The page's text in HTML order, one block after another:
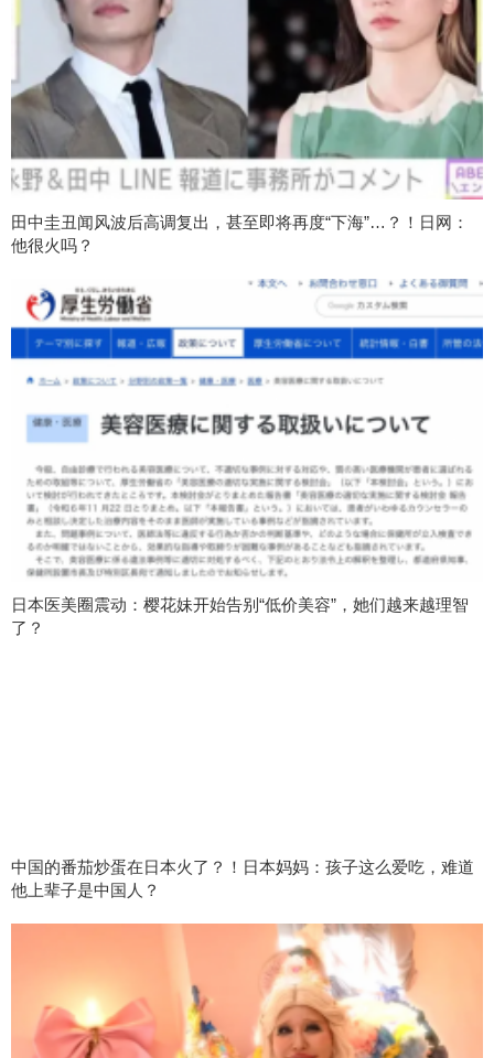
田中圭丑闻风波后高调复出，甚至即将再度“下海”…？！日网：
他很火吗？
日本医美圈震动：樱花妹开始告别“低价美容”，她们越来越理智
了？
中国的番茄炒蛋在日本火了？！日本妈妈：孩子这么爱吃，难道
他上辈子是中国人？